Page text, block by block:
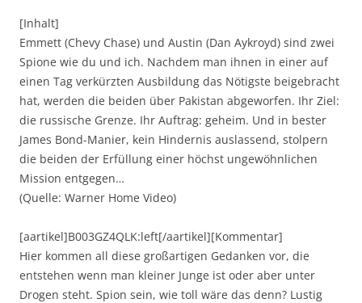
[Inhalt]
Emmett (Chevy Chase) und Austin (Dan Aykroyd) sind zwei
Spione wie du und ich. Nachdem man ihnen in einer auf
einen Tag verkürzten Ausbildung das Nötigste beigebracht
hat, werden die beiden über Pakistan abgeworfen. Ihr Ziel:
die russische Grenze. Ihr Auftrag: geheim. Und in bester
James Bond-Manier, kein Hindernis auslassend, stolpern
die beiden der Erfüllung einer höchst ungewöhnlichen
Mission entgegen…
(Quelle: Warner Home Video)
[aartikel]B003GZ4QLK:left[/aartikel][Kommentar]
Hier kommen all diese großartigen Gedanken vor, die
entstehen wenn man kleiner Junge ist oder aber unter
Drogen steht. Spion sein, wie toll wäre das denn? Lustig